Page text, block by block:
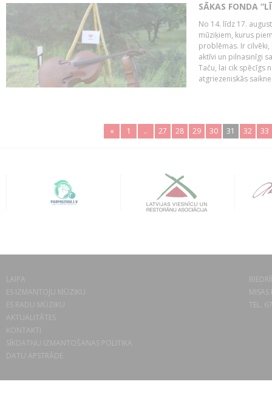
SĀKAS FONDA
No 14. līdz 17.
mūziķiem, kurus
problēmas. Ir
aktīvi un pilnasinīgi
Taču, lai cik spēcīgs
atgriezeniskās
« 1 .. 27 28 29 30 31 32 33
LAIPA
ES IZMANTOJU MŪZIKU
ES RADU MŪZIKU
AKTUALITĀTES
KONTAKTI
SĪKDATŅU IZMANTOŠANAS POLITIKA
DATU APSTRĀDE
TEL.